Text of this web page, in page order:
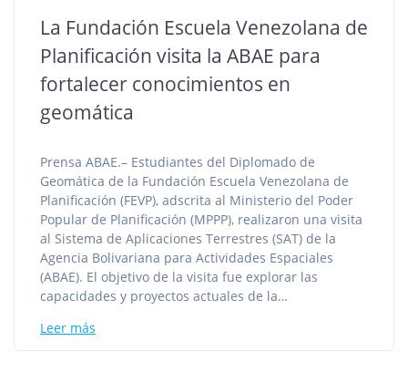
La Fundación Escuela Venezolana de
Planificación visita la ABAE para
fortalecer conocimientos en
geomática
Prensa ABAE.– Estudiantes del Diplomado de
Geomática de la Fundación Escuela Venezolana de
Planificación (FEVP), adscrita al Ministerio del Poder
Popular de Planificación (MPPP), realizaron una visita
al Sistema de Aplicaciones Terrestres (SAT) de la
Agencia Bolivariana para Actividades Espaciales
(ABAE). El objetivo de la visita fue explorar las
capacidades y proyectos actuales de la…
Leer más